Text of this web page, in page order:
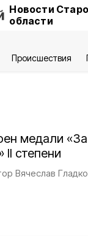
Новости
области
Происшествия
медали
II степени
Вячеслав